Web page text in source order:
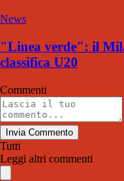
News
"Linea verde": il
classifica U20
Commenti
Invia Commento
Tutti
Leggi altri commenti